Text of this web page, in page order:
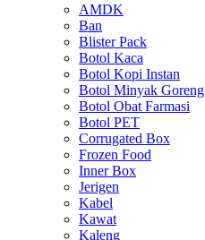
AMDK
Ban
Blister Pack
Botol Kaca
Botol Kopi Instan
Botol Minyak Goreng
Botol Obat Farmasi
Botol PET
Corrugated Box
Frozen Food
Inner Box
Jerigen
Kabel
Kawat
Kaleng